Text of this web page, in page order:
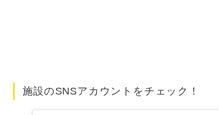
施設のSNSアカウントをチェック！